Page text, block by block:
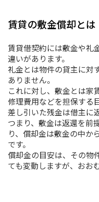
賃貸の敷金償却とは
賃貸借契約には敷金や礼
違いがあります。
礼金とは物件の貸主に対
ありません。
これに対し、敷金とは家
修理費用などを担保する
差し引いた残金は借主に
つまり、敷金は返還を前
り、償却金は敷金の中か
です。
償却金の目安は、その物
ても変動しますが、おお